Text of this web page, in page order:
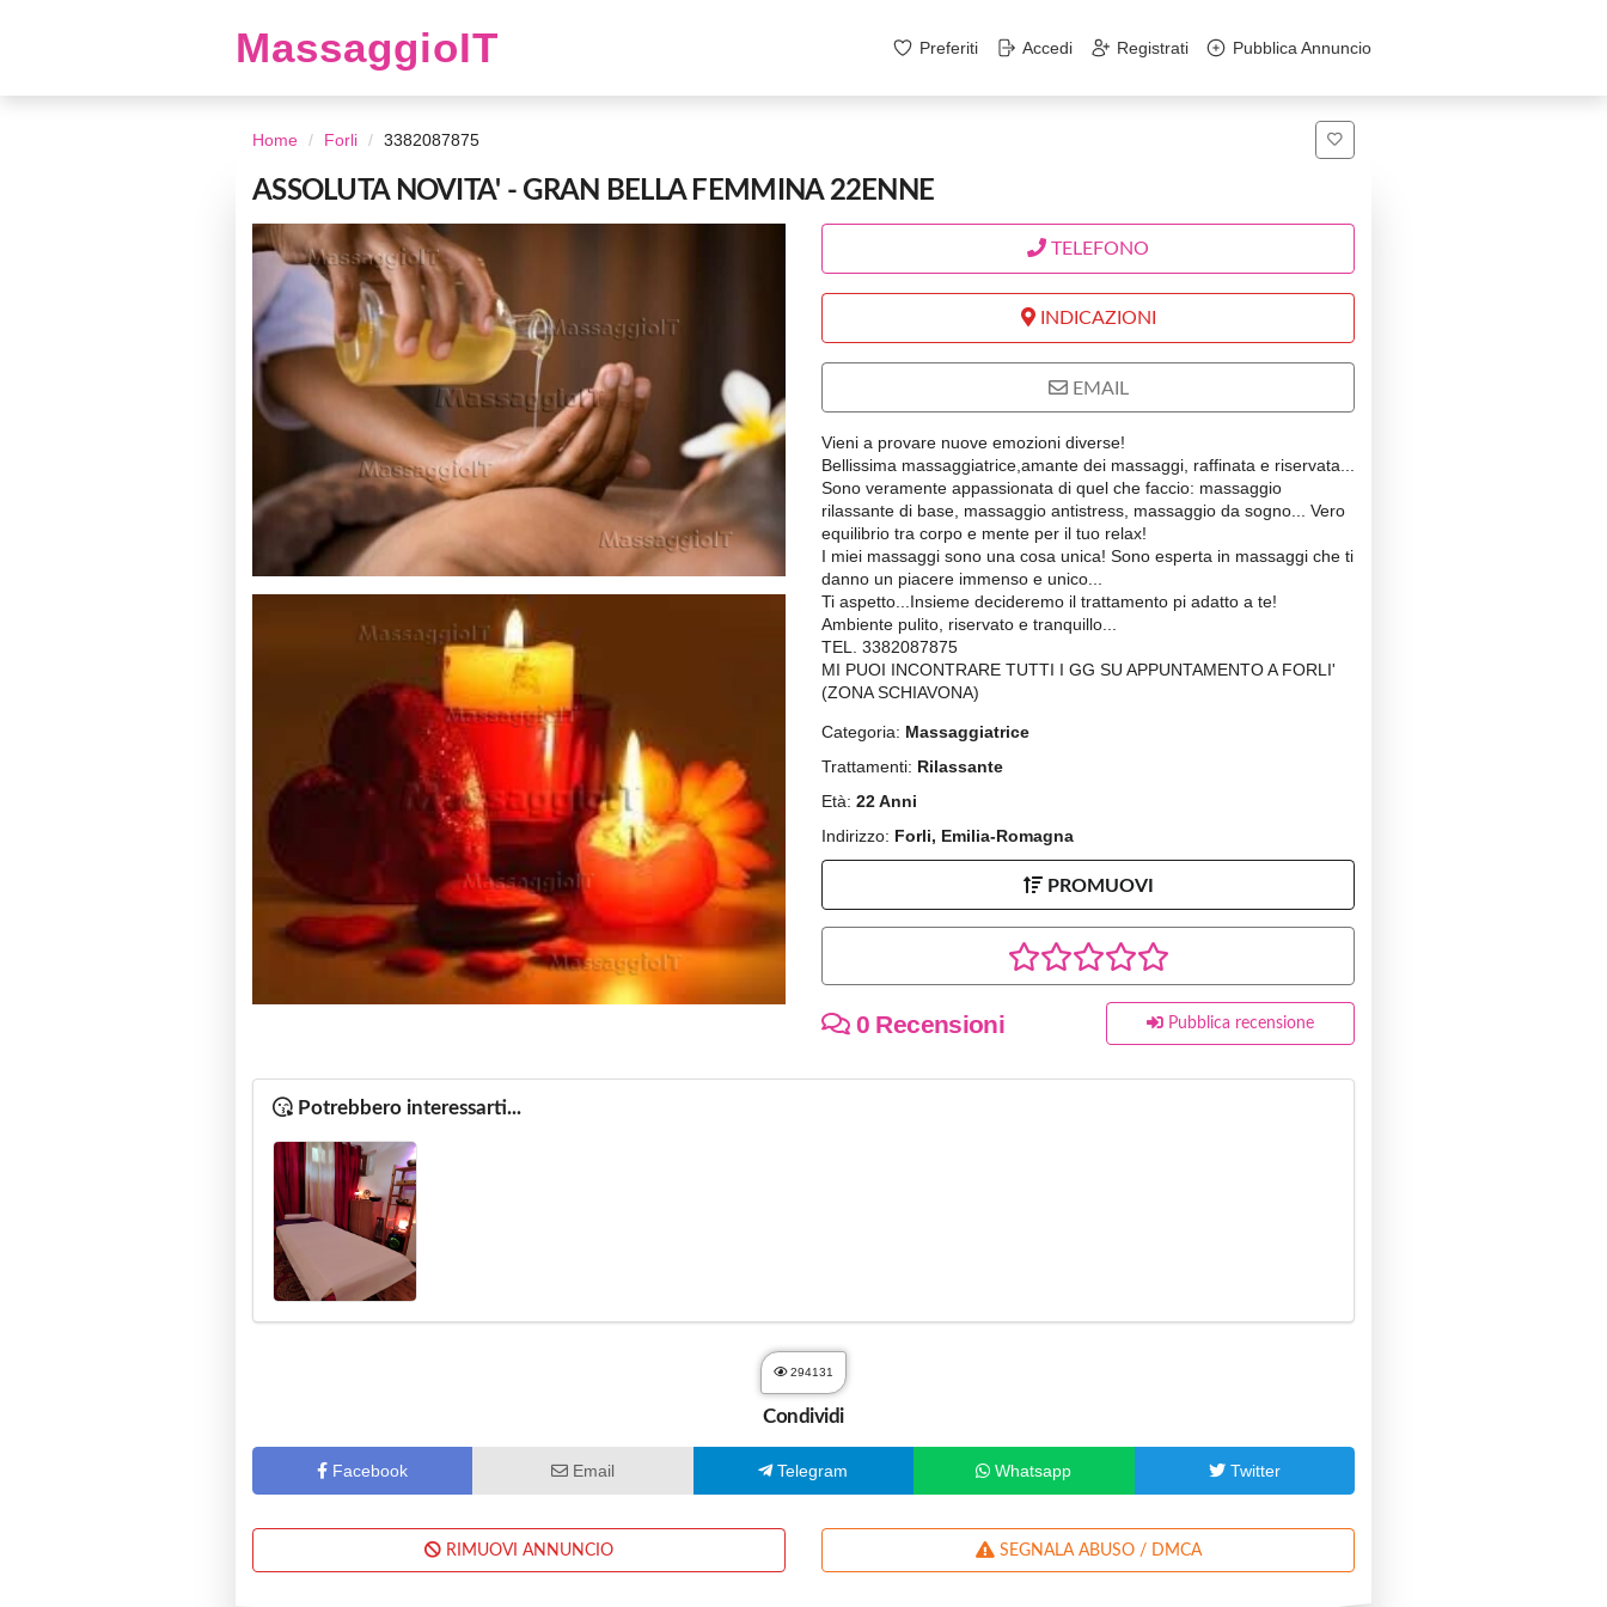
MassaggioIT Preferiti Accedi Registrati Pubblica Annuncio
Home Forli 3382087875
ASSOLUTA NOVITA' - GRAN BELLA FEMMINA 22ENNE
TELEFONO
INDICAZIONI
EMAIL
Vieni a provare nuove emozioni diverse!
Bellissima massaggiatrice,amante dei massaggi, raffinata e riservata...
Sono veramente appassionata di quel che faccio: massaggio
rilassante di base, massaggio antistress, massaggio da sogno... Vero
equilibrio tra corpo e mente per il tuo relax!
I miei massaggi sono una cosa unica! Sono esperta in massaggi che ti
danno un piacere immenso e unico...
Ti aspetto...Insieme decideremo il trattamento pi adatto a te!
Ambiente pulito, riservato e tranquillo...
TEL. 3382087875
MI PUOI INCONTRARE TUTTI I GG SU APPUNTAMENTO A FORLI'
(ZONA SCHIAVONA)
Categoria: Massaggiatrice
Trattamenti: Rilassante
Età: 22 Anni
Indirizzo: Forli, Emilia-Romagna
PROMUOVI
0 Recensioni Pubblica recensione
Potrebbero interessarti...
294131
Condividi
Facebook Email Telegram Whatsapp Twitter
RIMUOVI ANNUNCIO SEGNALA ABUSO / DMCA